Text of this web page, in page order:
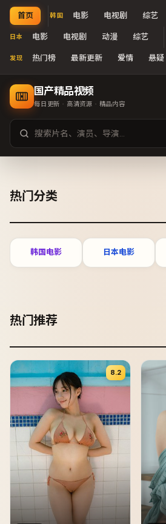
国产精品视频
每日更新 · 高清资源 · 精品内容
首页 韩国 电影 电视剧 综艺
日本 电影 电视剧 动漫 综艺
发现 热门榜 最新更新 爱情 悬疑
热门分类
韩国电影 日本电影
热门推荐
8.2